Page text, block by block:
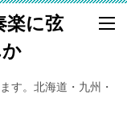
楽に弦
す。北海道・九州・